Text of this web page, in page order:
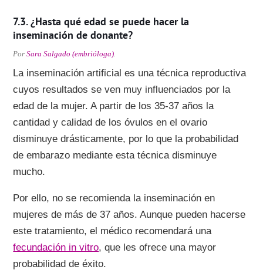
¿Hasta qué edad se puede hacer la
inseminación de donante?
PorSara Salgado (embrióloga).
La inseminación artificial es una técnica reproductiva
cuyos resultados se ven muy influenciados por la
edad de la mujer. A partir de los 35-37 años la
cantidad y calidad de los óvulos en el ovario
disminuye drásticamente, por lo que la probabilidad
de embarazo mediante esta técnica disminuye
mucho.
Por ello, no se recomienda la inseminación en
mujeres de más de 37 años. Aunque pueden hacerse
este tratamiento, el médico recomendará una
fecundación in vitro, que les ofrece una mayor
probabilidad de éxito.